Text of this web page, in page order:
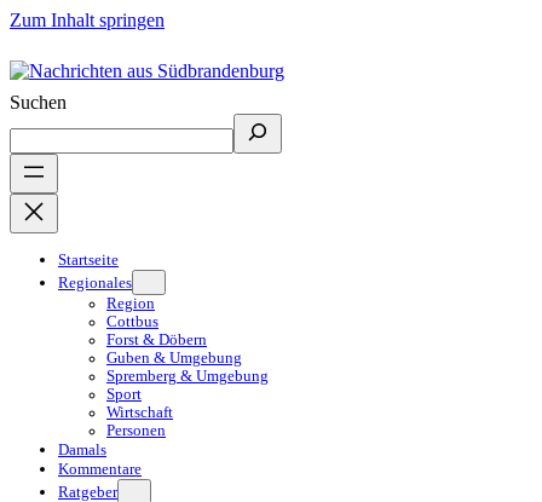
Zum Inhalt springen
Suchen
Startseite
Regionales
Region
Cottbus
Forst & Döbern
Guben & Umgebung
Spremberg & Umgebung
Sport
Wirtschaft
Personen
Damals
Kommentare
Ratgeber